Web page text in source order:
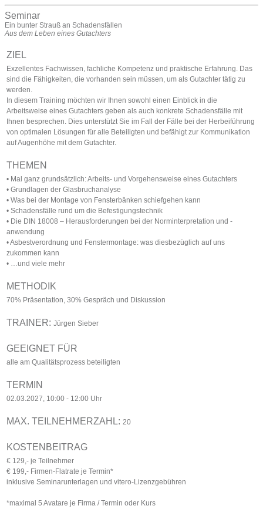
Seminar
Ein bunter Strauß an Schadensfällen
Aus dem Leben eines Gutachters
ZIEL
Exzellentes Fachwissen, fachliche Kompetenz und praktische Erfahrung. Das
sind die Fähigkeiten, die vorhanden sein müssen, um als Gutachter tätig zu
werden.
In diesem Training möchten wir Ihnen sowohl einen Einblick in die
Arbeitsweise eines Gutachters geben als auch konkrete Schadensfälle mit
Ihnen besprechen. Dies unterstützt Sie im Fall der Fälle bei der Herbeiführung
von optimalen Lösungen für alle Beteiligten und befähigt zur Kommunikation
auf Augenhöhe mit dem Gutachter.
THEMEN
• Mal ganz grundsätzlich: Arbeits- und Vorgehensweise eines Gutachters
• Grundlagen der Glasbruchanalyse
• Was bei der Montage von Fensterbänken schiefgehen kann
• Schadensfälle rund um die Befestigungstechnik
• Die DIN 18008 – Herausforderungen bei der Norminterpretation und -
anwendung
• Asbestverordnung und Fenstermontage: was diesbezüglich auf uns
zukommen kann
• …und viele mehr
METHODIK
70% Präsentation, 30% Gespräch und Diskussion
TRAINER: Jürgen Sieber
GEEIGNET FÜR
alle am Qualitätsprozess beteiligten
TERMIN
02.03.2027, 10:00 - 12:00 Uhr
MAX. TEILNEHMERZAHL: 20
KOSTENBEITRAG
€ 129,- je Teilnehmer
€ 199,- Firmen-Flatrate je Termin*
inklusive Seminarunterlagen und vitero-Lizenzgebühren
*maximal 5 Avatare je Firma / Termin oder Kurs